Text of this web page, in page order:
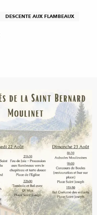
DESCENTE AUX FLAMBEAUX